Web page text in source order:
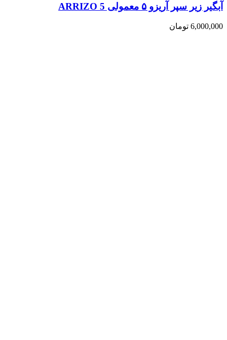
آبگیر زیر سپر آریزو ۵ معمولی ARRIZO 5
6,000,000 تومان